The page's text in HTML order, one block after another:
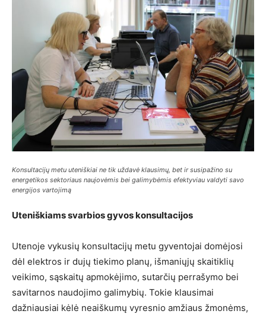
Konsultacijų metu uteniškiai ne tik uždavė klausimų, bet ir susipažino su
energetikos sektoriaus naujovėmis bei galimybėmis efektyviau valdyti savo
energijos vartojimą
Uteniškiams svarbios gyvos konsultacijos
Utenoje vykusių konsultacijų metu gyventojai domėjosi
dėl elektros ir dujų tiekimo planų, išmaniųjų skaitiklių
veikimo, sąskaitų apmokėjimo, sutarčių perrašymo bei
savitarnos naudojimo galimybių. Tokie klausimai
dažniausiai kėlė neaiškumų vyresnio amžiaus žmonėms,